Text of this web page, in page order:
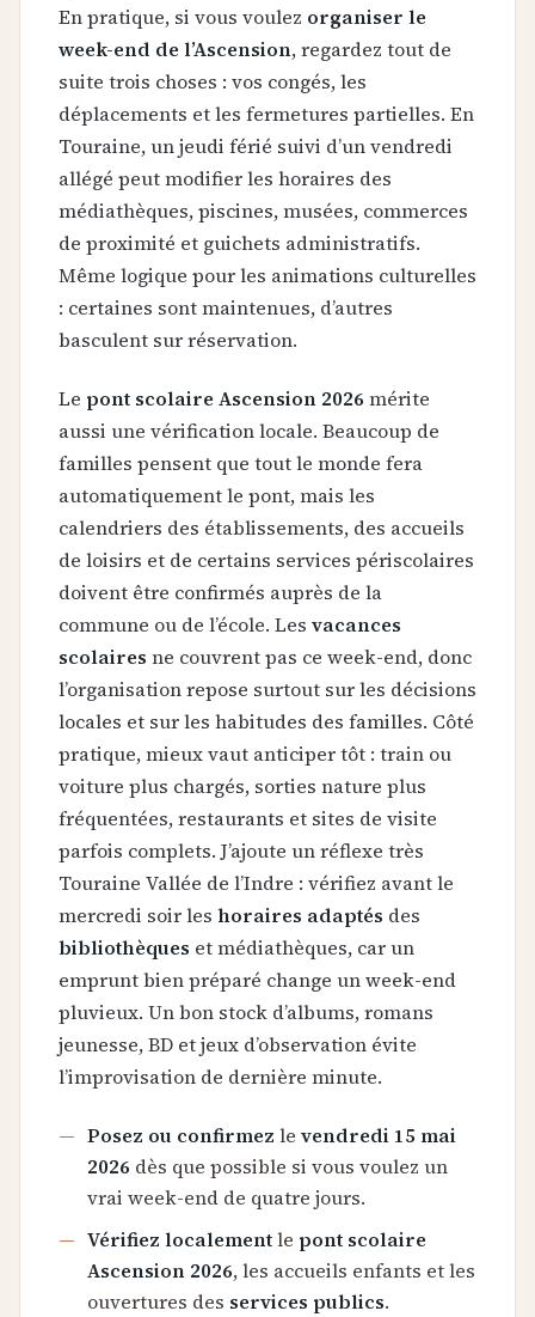
En pratique, si vous voulez organiser le
week-end de l’Ascension, regardez tout de
suite trois choses : vos congés, les
déplacements et les fermetures partielles. En
Touraine, un jeudi férié suivi d’un vendredi
allégé peut modifier les horaires des
médiathèques, piscines, musées, commerces
de proximité et guichets administratifs.
Même logique pour les animations culturelles
: certaines sont maintenues, d’autres
basculent sur réservation.
Le pont scolaire Ascension 2026 mérite
aussi une vérification locale. Beaucoup de
familles pensent que tout le monde fera
automatiquement le pont, mais les
calendriers des établissements, des accueils
de loisirs et de certains services périscolaires
doivent être confirmés auprès de la
commune ou de l’école. Les vacances
scolaires ne couvrent pas ce week-end, donc
l’organisation repose surtout sur les décisions
locales et sur les habitudes des familles. Côté
pratique, mieux vaut anticiper tôt : train ou
voiture plus chargés, sorties nature plus
fréquentées, restaurants et sites de visite
parfois complets. J’ajoute un réflexe très
Touraine Vallée de l’Indre : vérifiez avant le
mercredi soir les horaires adaptés des
bibliothèques et médiathèques, car un
emprunt bien préparé change un week-end
pluvieux. Un bon stock d’albums, romans
jeunesse, BD et jeux d’observation évite
l’improvisation de dernière minute.
Posez ou confirmez le vendredi 15 mai
2026 dès que possible si vous voulez un
vrai week-end de quatre jours.
Vérifiez localementle pont scolaire
Ascension 2026, les accueils enfants et les
ouvertures des services publics.